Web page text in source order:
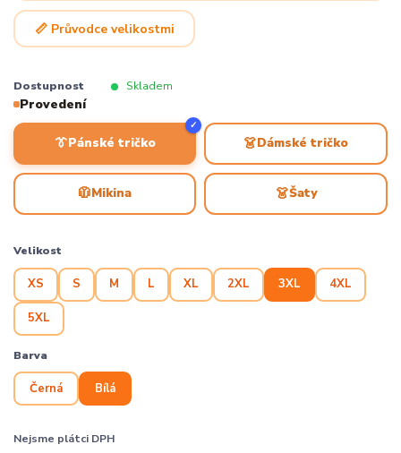
📏 Průvodce velikostmi
Dostupnost Skladem
Provedení
👔Pánské tričko
✓
👗Dámské tričko
🧥Mikina 👗Šaty
Velikost
XS S M L XL 2XL 3XL 4XL
5XL
Barva
Černá Bílá
Nejsme plátci DPH